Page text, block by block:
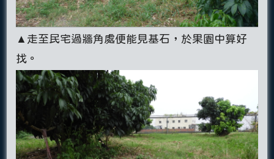
▲走至民宅過牆角處便能見基石，於果園中算好
找。